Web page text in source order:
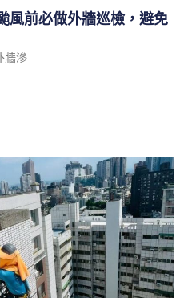
風前必做外牆巡檢，避免
牆滲